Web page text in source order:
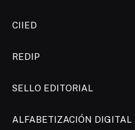
CIIED
REDIP
SELLO EDITORIAL
ALFABETIZACIÓN DIGITAL